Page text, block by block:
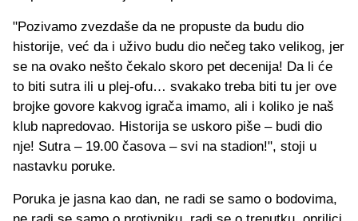
"Pozivamo zvezdaše da ne propuste da budu dio
historije, već da i uživo budu dio nečeg tako velikog, jer
se na ovako nešto čekalo skoro pet decenija! Da li će
to biti sutra ili u plej-ofu… svakako treba biti tu jer ove
brojke govore kakvog igrača imamo, ali i koliko je naš
klub napredovao. Historija se uskoro piše – budi dio
nje! Sutra – 19.00 časova – svi na stadion!", stoji u
nastavku poruke.
Poruka je jasna kao dan, ne radi se samo o bodovima,